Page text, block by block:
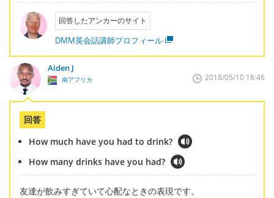
回答したアンカーのサイト
DMM英会話講師プロフィール
Aiden J
南アフリカ 2018/05/10 16:46
回答
How much have you had to drink?
How many drinks have you had?
友達が飲みすぎていて心配なときの表現です。